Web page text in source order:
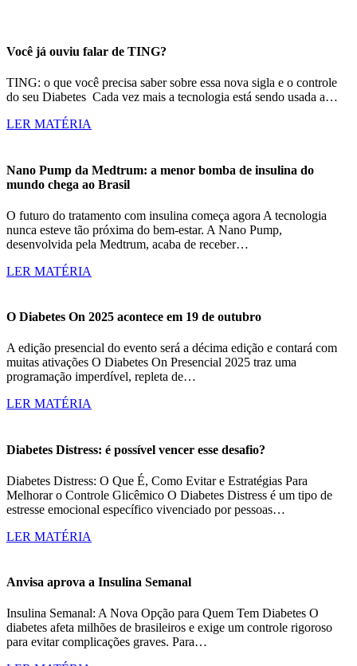
Você já ouviu falar de TING?
TING: o que você precisa saber sobre essa nova sigla e o controle
do seu Diabetes Cada vez mais a tecnologia está sendo usada a…
LER MATÉRIA
Nano Pump da Medtrum: a menor bomba de insulina do
mundo chega ao Brasil
O futuro do tratamento com insulina começa agora A tecnologia
nunca esteve tão próxima do bem-estar. A Nano Pump,
desenvolvida pela Medtrum, acaba de receber…
LER MATÉRIA
O Diabetes On 2025 acontece em 19 de outubro
A edição presencial do evento será a décima edição e contará com
muitas ativações O Diabetes On Presencial 2025 traz uma
programação imperdível, repleta de…
LER MATÉRIA
Diabetes Distress: é possível vencer esse desafio?
Diabetes Distress: O Que É, Como Evitar e Estratégias Para
Melhorar o Controle Glicêmico O Diabetes Distress é um tipo de
estresse emocional específico vivenciado por pessoas…
LER MATÉRIA
Anvisa aprova a Insulina Semanal
Insulina Semanal: A Nova Opção para Quem Tem Diabetes O
diabetes afeta milhões de brasileiros e exige um controle rigoroso
para evitar complicações graves. Para…